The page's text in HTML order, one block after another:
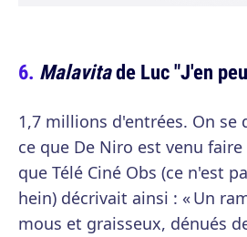
Malavitade Luc "J'en
1,7 millions d'entrées. On se
ce que De Niro est venu
que Télé Ciné Obs (ce n'est
hein) décrivait ainsi : « Un
mous et graisseux, dénués